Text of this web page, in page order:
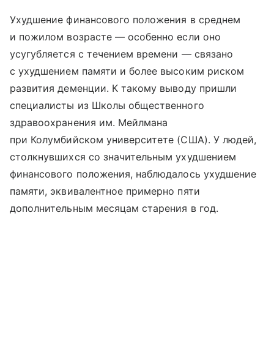
Ухудшение финансового положения в среднем
и пожилом возрасте — особенно если оно
усугубляется с течением времени — связано
с ухудшением памяти и более высоким риском
развития деменции. К такому выводу пришли
специалисты из Школы общественного
здравоохранения им. Мейлмана
при Колумбийском университете (США). У людей,
столкнувшихся со значительным ухудшением
финансового положения, наблюдалось ухудшение
памяти, эквивалентное примерно пяти
дополнительным месяцам старения в год.